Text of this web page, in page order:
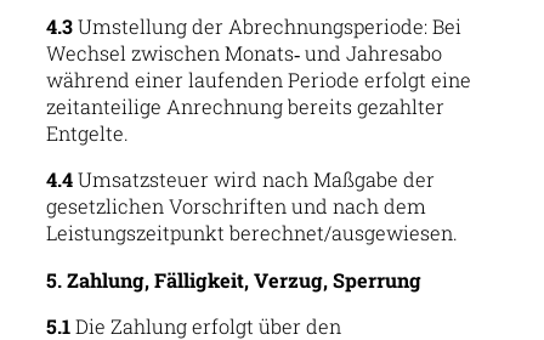
4.3Umstellung der Abrechnungsperiode: Bei
Wechsel zwischen Monats‑ und Jahresabo
während einer laufenden Periode erfolgt eine
zeitanteilige Anrechnung bereits gezahlter
Entgelte.
4.4Umsatzsteuer wird nach Maßgabe der
gesetzlichen Vorschriften und nach dem
Leistungszeitpunkt berechnet/ausgewiesen.
5. Zahlung, Fälligkeit, Verzug, Sperrung
5.1Die Zahlung erfolgt über den